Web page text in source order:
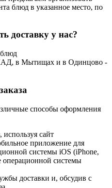
блюд в указанное место, по
доставку у нас?
в Мытищах и в Одинцово -
способы оформления
используя сайт
приложение для
системы iOS (iPhone,
операционной системы
доставки и, обсудив с